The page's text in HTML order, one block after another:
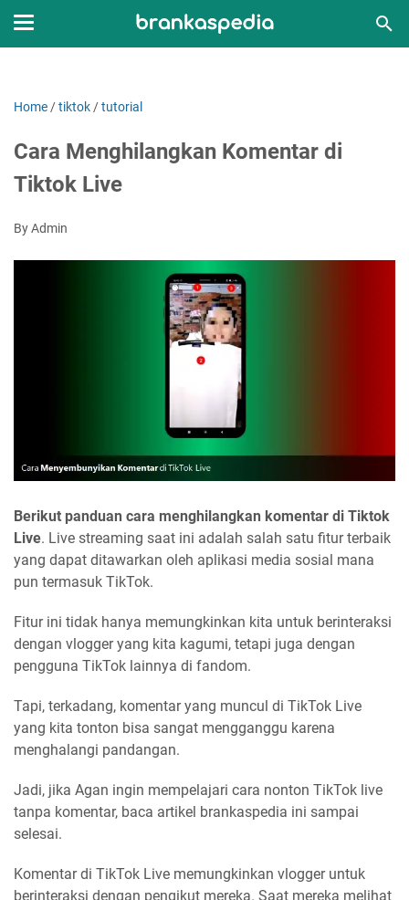
Home /tiktok /tutorial
Cara Menghilangkan Komentar di
Tiktok Live
By Admin
Berikut panduan cara menghilangkan komentar di Tiktok
Live. Live streaming saat ini adalah salah satu fitur terbaik
yang dapat ditawarkan oleh aplikasi media sosial mana
pun termasuk TikTok.
Fitur ini tidak hanya memungkinkan kita untuk berinteraksi
dengan vlogger yang kita kagumi, tetapi juga dengan
pengguna TikTok lainnya di fandom.
Tapi, terkadang, komentar yang muncul di TikTok Live
yang kita tonton bisa sangat mengganggu karena
menghalangi pandangan.
Jadi, jika Agan ingin mempelajari cara nonton TikTok live
tanpa komentar, baca artikel brankaspedia ini sampai
selesai.
Komentar di TikTok Live memungkinkan vlogger untuk
berinteraksi dengan pengikut mereka. Saat mereka melihat